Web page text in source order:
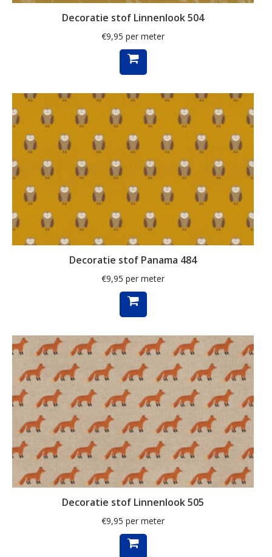
ruit
schelpen
schilderij
schilderijen
schotse ruit
siamees
smal
sneeuwpop
strandhuisjes
streep
strepen
takken
teckel
teckels
thee
Toile de Jouy
Decoratie stof Linnenlook 504
€9,95 per meter
Decoratie stof Panama 484
€9,95 per meter
Decoratie stof Linnenlook 505
€9,95 per meter